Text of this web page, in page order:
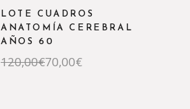
LOTE CUADROS
ANATOMÍA CEREBRAL
AÑOS 60
120,00€
El
precio
70,00€
El
precio